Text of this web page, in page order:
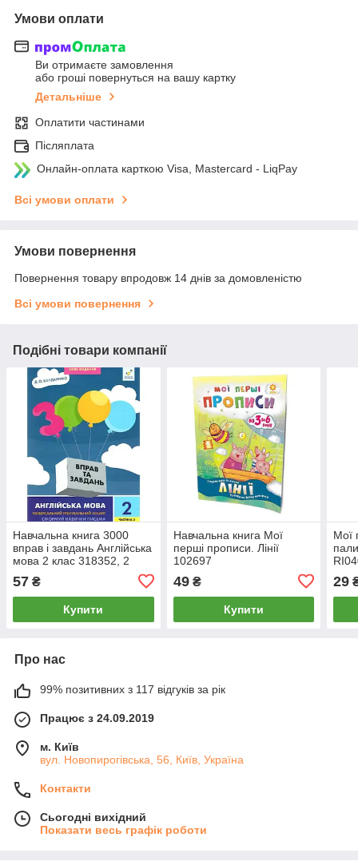
Умови оплати
Ви отримаєте замовлення
або гроші повернуться на вашу картку
Детальніше
Оплатити частинами
Післяплата
Онлайн-оплата карткою Visa, Mastercard - LiqPay
Всі умови оплати
Умови повернення
Повернення товару впродовж 14 днів за домовленістю
Всі умови повернення
Подібні товари компанії
Навчальна книга 3000
вправ і завдань Англійська
мова 2 клас 318352, 2
57 ₴
Купити
Навчальна книга Мої
перші прописи. Лінії
102697
49₴
Купити
Мої
29
Про нас
99% позитивних з 117 відгуків за рік
Працює з 24.09.2019
м. Київ
вул. Новопирогівська, 56, Київ, Україна
Контакти
Сьогодні вихідний
Показати весь графік роботи